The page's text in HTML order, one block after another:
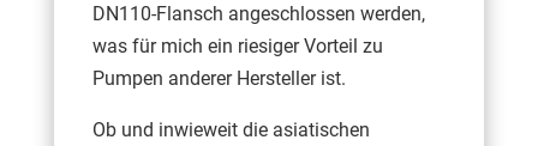
DN110-Flansch angeschlossen werden,
was für mich ein riesiger Vorteil zu
Pumpen anderer Hersteller ist.
Ob und inwieweit die asiatischen